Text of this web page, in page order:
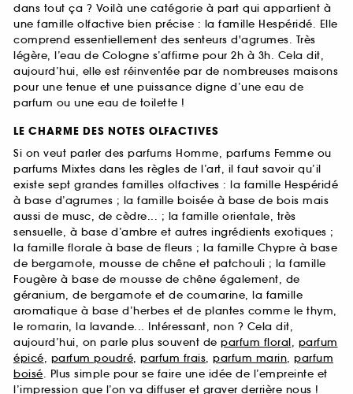
dans tout ça ? Voilà une catégorie à part qui appartient à
une famille olfactive bien précise : la famille Hespéridé. Elle
comprend essentiellement des senteurs d'agrumes. Très
légère, l’eau de Cologne s’affirme pour 2h à 3h. Cela dit,
aujourd’hui, elle est réinventée par de nombreuses maisons
pour une tenue et une puissance digne d’une eau de
parfum ou une eau de toilette !
LE CHARME DES NOTES OLFACTIVES
Si on veut parler des parfums Homme, parfums Femme ou
parfums Mixtes dans les règles de l’art, il faut savoir qu’il
existe sept grandes familles olfactives : la famille Hespéridé
à base d’agrumes ; la famille boisée à base de bois mais
aussi de musc, de cèdre... ; la famille orientale, très
sensuelle, à base d’ambre et autres ingrédients exotiques ;
la famille florale à base de fleurs ; la famille Chypre à base
de bergamote, mousse de chêne et patchouli ; la famille
Fougère à base de mousse de chêne également, de
géranium, de bergamote et de coumarine, la famille
aromatique à base d’herbes et de plantes comme le thym,
le romarin, la lavande... Intéressant, non ? Cela dit,
aujourd’hui, on parle plus souvent de parfum floral, parfum
épicé, parfum poudré, parfum frais, parfum marin, parfum
boisé. Plus simple pour se faire une idée de l’empreinte et
l’impression que l’on va diffuser et graver derrière nous !